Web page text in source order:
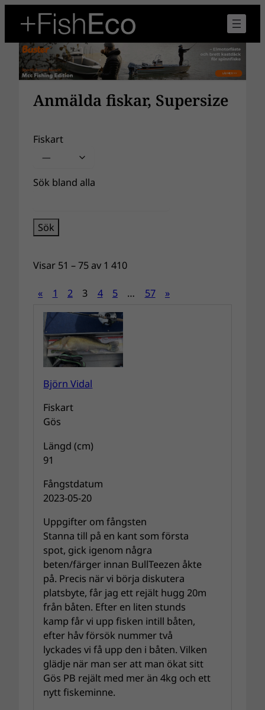
Anmälda fiskar, Supersize
Fiskart
Sök bland alla
Visar 51 – 75 av 1 410
« 1 2 3 4 5 … 57 »
Björn Vidal
Fiskart
Gös
Längd (cm)
91
Fångstdatum
2023-05-20
Uppgifter om fångsten
Stanna till på en kant som första
spot, gick igenom några
beten/färger innan BullTeezen åkte
på. Precis när vi börja diskutera
platsbyte, får jag ett rejält hugg 20m
från båten. Efter en liten stunds
kamp får vi upp fisken intill båten,
efter håv försök nummer två
lyckades vi få upp den i båten. Vilken
glädje när man ser att man ökat sitt
Gös PB rejält med mer än 4kg och ett
nytt fiskeminne.